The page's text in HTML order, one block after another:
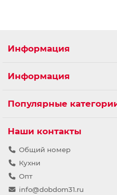
Информация
Информация
Популярные
Наши контакты
Общий номер
Кухни
Опт
info@dobdom31.ru